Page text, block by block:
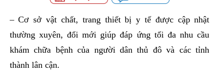
– Cơ sở vật chất, trang thiết bị y tế được cập nhật
thường xuyên, đổi mới giúp đáp ứng tối đa nhu cầu
khám chữa bệnh của người dân thủ đô và các tỉnh
thành lân cận.